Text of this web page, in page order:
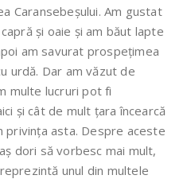
Caransebeșului. Am gustat
și oaie și am băut lapte
am savurat prospețimea
urdă. Dar am văzut de
multe lucruri pot fi
și cât de mult țara încearcă
privința asta. Despre aceste
dori să vorbesc mai mult,
unul din multele